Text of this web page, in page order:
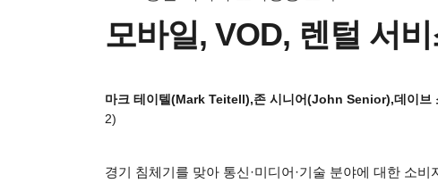
모바일, VOD, 렌털 서
마크 테이텔(Mark Teitell),존 시니어(John Senior),데이브
2)
경기 침체기를 맞아 통신·미디어·기술 분야에 대한 소